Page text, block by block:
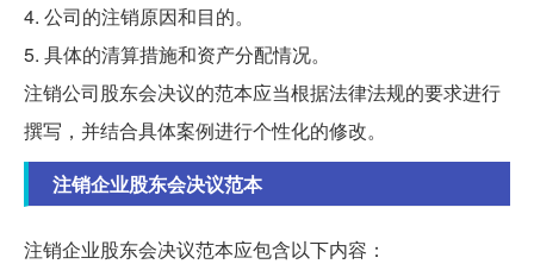
4. 公司的注销原因和目的。
5. 具体的清算措施和资产分配情况。
注销公司股东会决议的范本应当根据法律法规的要求进行
撰写，并结合具体案例进行个性化的修改。
注销企业股东会决议范本
注销企业股东会决议范本应包含以下内容：